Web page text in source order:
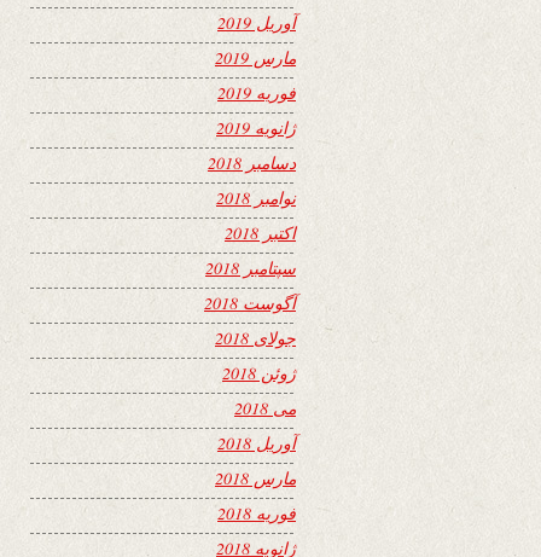
آوریل 2019
مارس 2019
فوریه 2019
ژانویه 2019
دسامبر 2018
نوامبر 2018
اکتبر 2018
سپتامبر 2018
آگوست 2018
جولای 2018
ژوئن 2018
می 2018
آوریل 2018
مارس 2018
فوریه 2018
ژانویه 2018